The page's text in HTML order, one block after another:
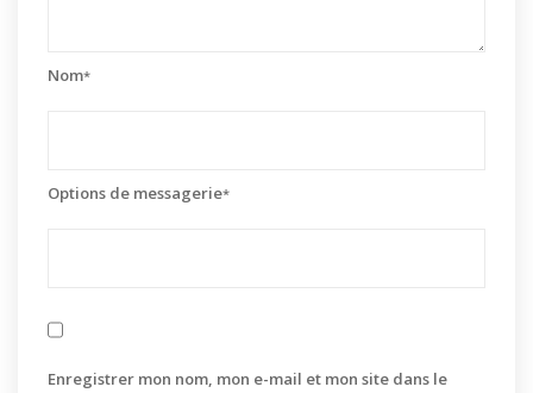
Nom*
Options de messagerie*
Enregistrer mon nom, mon e-mail et mon site dans le